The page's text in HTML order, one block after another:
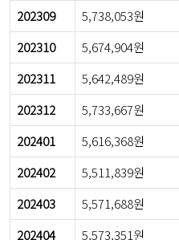
202309
5,738,053원
202310
5,674,904원
202311
5,642,489원
202312
5,733,667원
202401
5,616,368원
202402
5,511,839원
202403
5,571,688원
202404
5,573,351원